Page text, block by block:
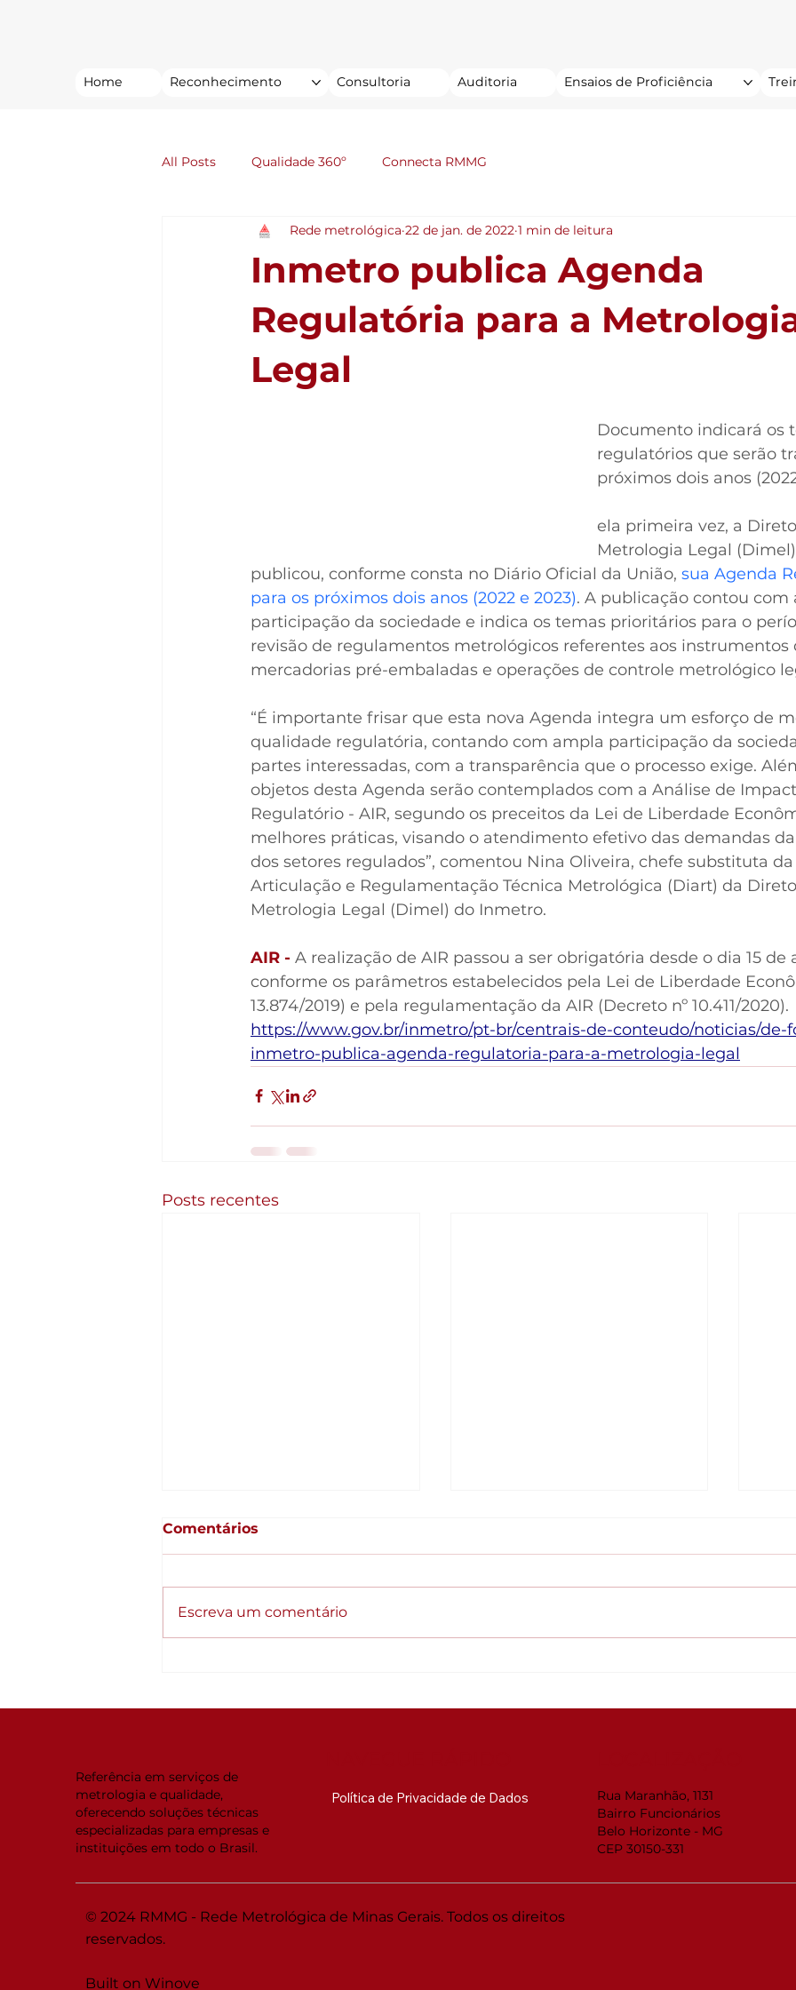
Home Reconhecimento Consultoria Auditoria Ensaios de Proficiência
All Posts Qualidade 360º Connecta RMMG
Inmetro publica Agenda
Regulatória para a
Legal
Rede metrológica 22 de jan. de 2022 1 min de leitura
Documento indicará os
regulatórios que serão
próximos dois anos
ela primeira vez, a
Metrologia Legal
publicou, conforme consta no Diário Oficial da União, sua Agenda
para os próximos dois anos (2022 e 2023). A publicação contou com
participação da sociedade e indica os temas prioritários para o
revisão de regulamentos metrológicos referentes aos instrumentos
mercadorias pré-embaladas e operações de controle metrológico
“É importante frisar que esta nova Agenda integra um esforço de
qualidade regulatória, contando com ampla participação da
partes interessadas, com a transparência que o processo exige.
objetos desta Agenda serão contemplados com a Análise de
Regulatório - AIR, segundo os preceitos da Lei de Liberdade
melhores práticas, visando o atendimento efetivo das demandas
dos setores regulados”, comentou Nina Oliveira, chefe substituta
Articulação e Regulamentação Técnica Metrológica (Diart) da
Metrologia Legal (Dimel) do Inmetro.
AIR - A realização de AIR passou a ser obrigatória desde o dia 15 de
conforme os parâmetros estabelecidos pela Lei de Liberdade
13.874/2019) e pela regulamentação da AIR (Decreto nº 10.411/2020).
https://www.gov.br/inmetro/pt-br/centrais-de-conteudo/noticias/de-
inmetro-publica-agenda-regulatoria-para-a-metrologia-legal
Posts recentes
organizadas crescem
acreditação internacional
Comentários
Escreva um comentário
Referência em serviços de
metrologia e qualidade,
oferecendo soluções técnicas
especializadas para empresas e
instituições em todo o Brasil.
Política de Privacidade de Dados
Rua Maranhão, 1131
Bairro Funcionários
Belo Horizonte - MG
CEP 30150-331
© 2024 RMMG - Rede Metrológica de Minas Gerais. Todos os direitos
reservados.
Built on Winove